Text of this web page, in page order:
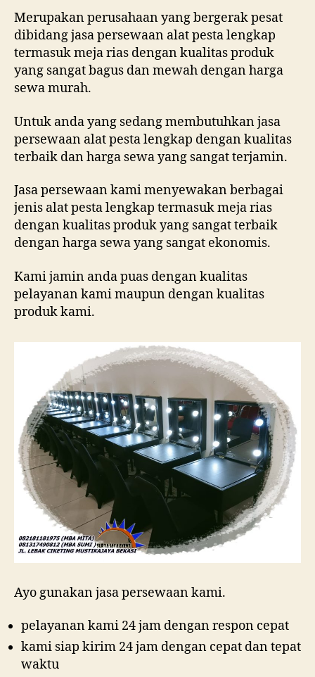
Merupakan perusahaan yang bergerak pesat
dibidang jasa persewaan alat pesta lengkap
termasuk meja rias dengan kualitas produk
yang sangat bagus dan mewah dengan harga
sewa murah.
Untuk anda yang sedang membutuhkan jasa
persewaan alat pesta lengkap dengan kualitas
terbaik dan harga sewa yang sangat terjamin.
Jasa persewaan kami menyewakan berbagai
jenis alat pesta lengkap termasuk meja rias
dengan kualitas produk yang sangat terbaik
dengan harga sewa yang sangat ekonomis.
Kami jamin anda puas dengan kualitas
pelayanan kami maupun dengan kualitas
produk kami.
Ayo gunakan jasa persewaan kami.
pelayanan kami 24 jam dengan respon cepat
kami siap kirim 24 jam dengan cepat dan tepat
waktu